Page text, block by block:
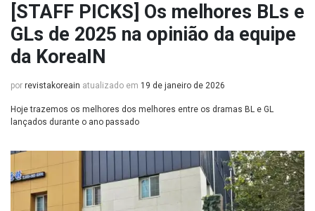
[STAFF PICKS] Os melhores BLs e
GLs de 2025 na opinião da equipe
da KoreaIN
por revistakoreain atualizado em 19 de janeiro de 2026
Hoje trazemos os melhores dos melhores entre os dramas BL e GL
lançados durante o ano passado